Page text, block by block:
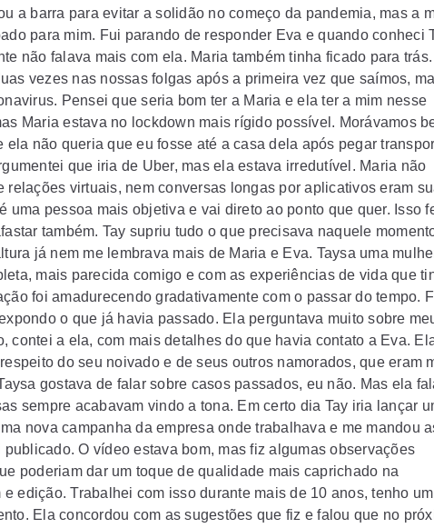
a barra para evitar a solidão no começo da pandemia, mas a
para mim. Fui parando de responder Eva e quando conheci
não falava mais com ela. Maria também tinha ficado para trás.
vezes nas nossas folgas após a primeira vez que saímos,
Pensei que seria bom ter a Maria e ela ter a mim nesse
Maria estava no lockdown mais rígido possível. Morávamos
ela não queria que eu fosse até a casa dela após pegar
que iria de Uber, mas ela estava irredutível. Maria não
relações virtuais, nem conversas longas por aplicativos eram
uma pessoa mais objetiva e vai direto ao ponto que quer. Isso
também. Tay supriu tudo o que precisava naquele
já nem me lembrava mais de Maria e Eva. Taysa uma
mais parecida comigo e com as experiências de vida que
foi amadurecendo gradativamente com o passar do tempo.
o que já havia passado. Ela perguntava muito sobre
contei a ela, com mais detalhes do que havia contato a Eva.
do seu noivado e de seus outros namorados, que eram
gostava de falar sobre casos passados, eu não. Mas ela
sempre acabavam vindo a tona. Em certo dia Tay iria lançar
nova campanha da empresa onde trabalhava e me mandou
publicado. O vídeo estava bom, mas fiz algumas observações
poderiam dar um toque de qualidade mais caprichado na
e edição. Trabalhei com isso durante mais de 10 anos, tenho
Ela concordou com as sugestões que fiz e falou que no